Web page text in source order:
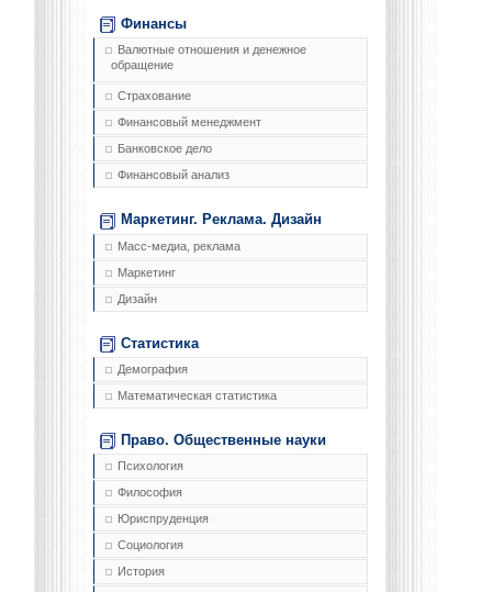
Финансы
Валютные отношения и денежное
обращение
Страхование
Финансовый менеджмент
Банковское дело
Финансовый анализ
Маркетинг. Реклама. Дизайн
Масс-медиа, реклама
Маркетинг
Дизайн
Статистика
Демография
Математическая статистика
Право. Общественные науки
Психология
Философия
Юриспруденция
Социология
История